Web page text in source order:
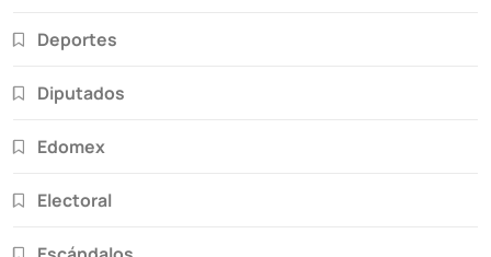
Deportes
Diputados
Edomex
Electoral